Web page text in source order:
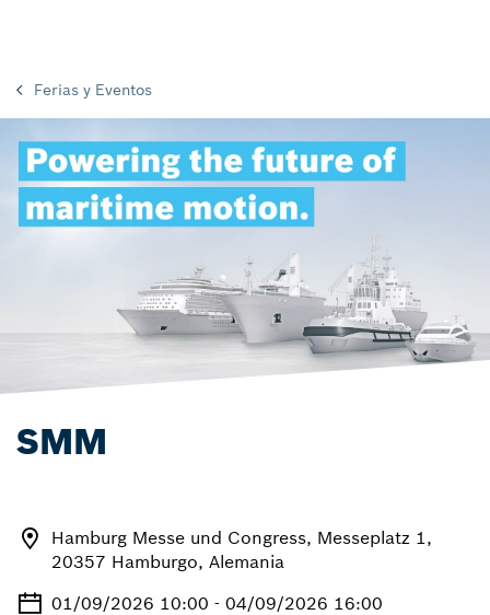
Ferias y Eventos
SMM
Hamburg Messe und Congress, Messeplatz 1,
20357 Hamburgo, Alemania
01/09/2026 10:00 - 04/09/2026 16:00